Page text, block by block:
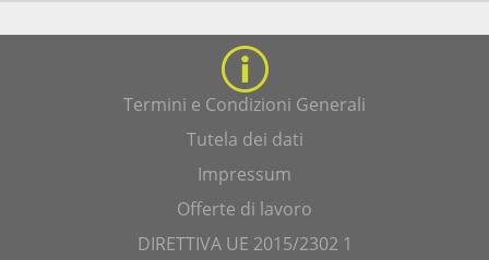
Termini e Condizioni Generali
Tutela dei dati
Impressum
Offerte di lavoro
DIRETTIVA UE 2015/2302 1